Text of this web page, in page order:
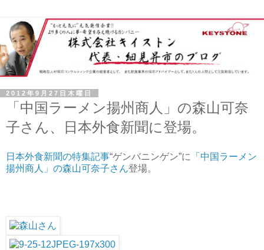
2012年9月27日木曜日
「中国ラーメン揚州商人」の森山可奈
子さん、日本外食新聞に登場。
日本外食新聞の特集記事“ゲンバニンゲン”に
「中国ラーメン
揚州商人」の森山可奈子さん登場。